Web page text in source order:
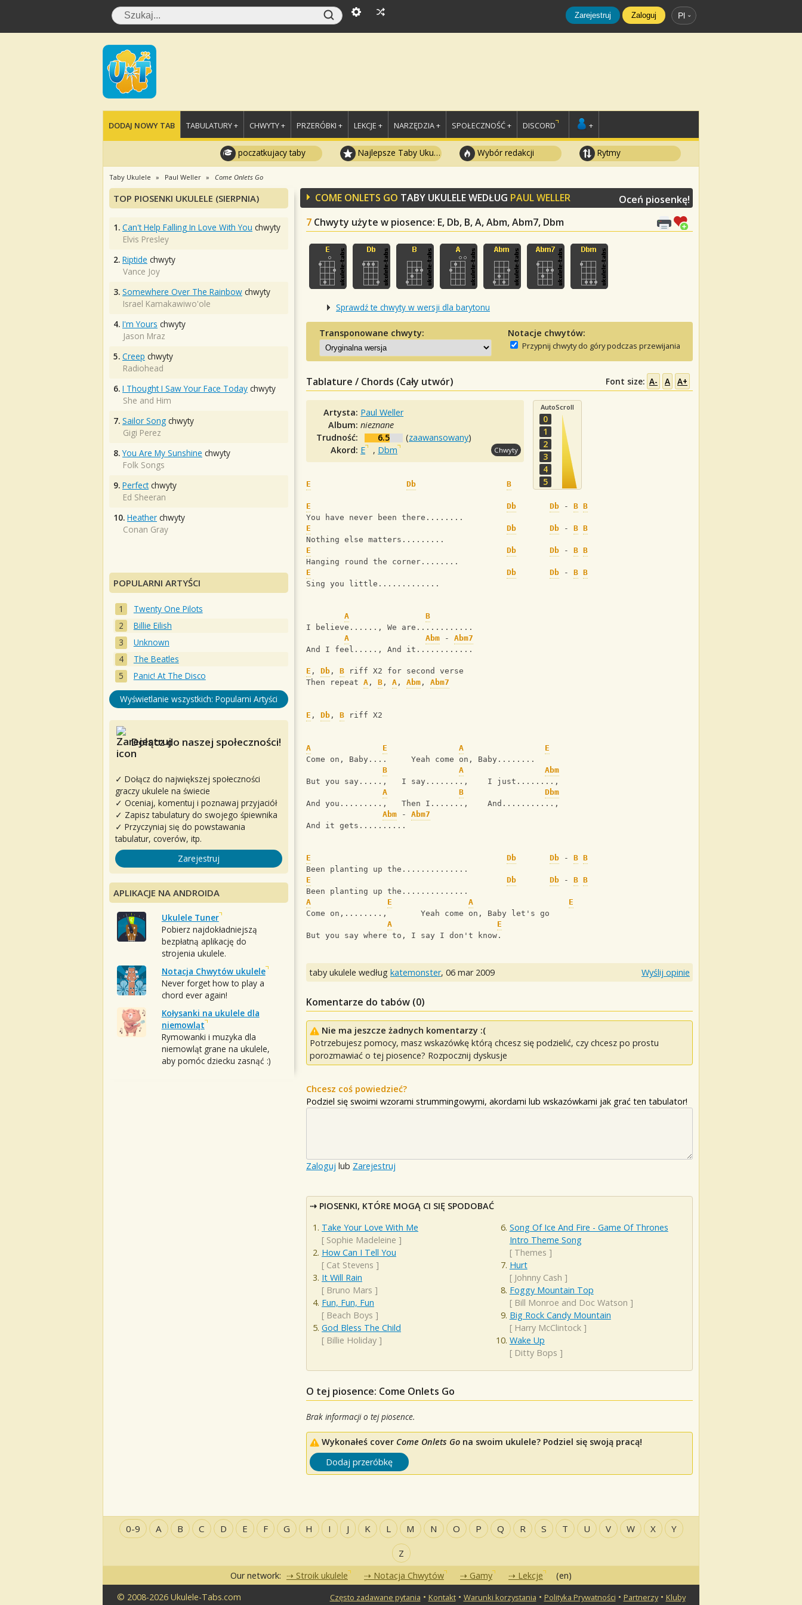
Zarejestruj Zaloguj Pl
DODAJ NOWY TAB TABULATURY + CHWYTY + PRZERÓBKI + LEKCJE + NARZĘDZIA + SPOŁECZNOŚĆ + DISCORD +
poczatkujacy taby Najlepsze Taby Ukulele Wybór redakcji Rytmy
Taby Ukulele Paul Weller Come Onlets Go
COME ONLETS GO TABY UKULELE WEDŁUG PAUL WELLER
7 Chwyty użyte w piosence: E, Db, B, A, Abm, Abm7, Dbm
Oceń piosenkę!
Sprawdź te chwyty w wersji dla barytonu
Transponowane chwyty: Notacje chwytów:
Przypnij chwyty do góry podczas przewijania
Tablature / Chords (Cały utwór) Font size: A- A A+
Artysta: Paul Weller
Album:nieznane
Trudność:
6.5 (zaawansowany)
Akord: E , Dbm Chwyty
AutoScroll
0
1
2
3
4
5
E Db B
E Db Db - B B
You have never been there........
E
Db Db - B B
Nothing else matters.........
E
Db Db - B B
Hanging round the corner........
E
Db Db - B B
Sing you little.............
A
B
I believe......, We are............
A
Abm - Abm7
And I feel....., And it............
E , Db , B riff X2 for second verse
Then repeat A , B , A , Abm , Abm7
E , Db , B riff X2
A E A
E
Come on, Baby....     Yeah come on, Baby........
B
A
Abm
But you say.....,   I say........,    I just........,
A
B
Dbm
And you.........,   Then I.......,    And...........,
Abm - Abm7
And it gets..........
E Db Db - B B
Been planting up the..............
E
Db Db - B B
Been planting up the..............
A
E A
E
Come on,........,       Yeah come on, Baby let's go
A
E
But you say where to, I say I don't know.
taby ukulele według katemonster, 06 mar 2009 Wyślij opinie
Komentarze do tabów (0)
Nie ma jeszcze żadnych komentarzy :(
Potrzebujesz pomocy, masz wskazówkę którą chcesz się podzielić, czy chcesz po prostu
porozmawiać o tej piosence? Rozpocznij dyskusje
Chcesz coś powiedzieć?
Podziel się swoimi wzorami strummingowymi, akordami lub wskazówkami jak grać ten tabulator!
Zaloguj lub Zarejestruj
PIOSENKI, KTÓRE MOGĄ CI SIĘ SPODOBAĆ
Take Your Love With Me
[ Sophie Madeleine ]
How Can I Tell You
[ Cat Stevens ]
It Will Rain
[ Bruno Mars ]
Fun, Fun, Fun
[ Beach Boys ]
God Bless The Child
[ Billie Holiday ]
Song Of Ice And Fire - Game Of Thrones
Intro Theme Song
[ Themes ]
Hurt
[ Johnny Cash ]
Foggy Mountain Top
[ Bill Monroe and Doc Watson ]
Big Rock Candy Mountain
[ Harry McClintock]
Wake Up
[ Ditty Bops ]
O tej piosence: Come Onlets Go
Brak informacji o tej piosence.
Wykonałeś cover Come Onlets Go na swoim ukulele? Podziel się swoją pracą!
Dodaj przeróbkę
TOP PIOSENKI UKULELE (SIERPNIA)
1. Can't Help Falling In Love With You chwyty
Elvis Presley
2. Riptide chwyty
Vance Joy
3. Somewhere Over The Rainbow chwyty
Israel Kamakawiwo'ole
4. I'm Yours chwyty
Jason Mraz
5. Creep chwyty
Radiohead
6. I Thought I Saw Your Face Today chwyty
She and Him
7. Sailor Song chwyty
Gigi Perez
8. You Are My Sunshine chwyty
Folk Songs
9. Perfectchwyty
Ed Sheeran
10. Heather chwyty
Conan Gray
POPULARNI ARTYŚCI
Twenty One Pilots
Billie Eilish
Unknown
The Beatles
Panic! At The Disco
Wyświetlanie wszystkich: Popularni Artyści
Dołącz do naszej społeczności!
✓ Dołącz do największej społeczności
graczy ukulele na świecie
✓ Oceniaj, komentuj i poznawaj przyjaciół
✓ Zapisz tabulatury do swojego śpiewnika
✓ Przyczyniaj się do powstawania
tabulatur, coverów, itp.
Zarejestruj
APLIKACJE NA ANDROIDA
Ukulele Tuner
Pobierz najdokładniejszą
bezpłatną aplikację do
strojenia ukulele.
Notacja Chwytów ukulele
Never forget how to play a
chord ever again!
Kołysanki na ukulele dla
niemowląt
Rymowanki i muzyka dla
niemowląt grane na ukulele,
aby pomóc dziecku zasnąć :)
0-9 A B C D E F G H I J K L M N O P Q R S T U V W X Y
Z
Our network: Stroik ukulele Notacja Chwytów Gamy Lekcje
(en)
© 2008-2026 Ukulele-Tabs.com
Często zadawane pytania • Kontakt• Warunki korzystania • Polityka Prywatności • Partnerzy• Kluby